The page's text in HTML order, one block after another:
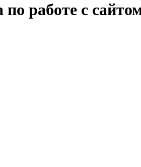
работе с